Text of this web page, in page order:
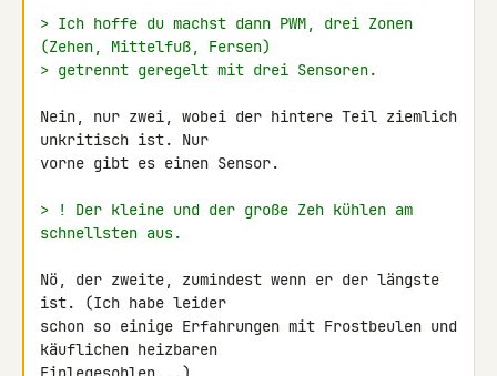
> Ich hoffe du machst dann PWM, drei Zonen
(Zehen, Mittelfuß, Fersen)
> getrennt geregelt mit drei Sensoren.
Nein, nur zwei, wobei der hintere Teil ziemlich
unkritisch ist. Nur
vorne gibt es einen Sensor.
> ! Der kleine und der große Zeh kühlen am
schnellsten aus.
Nö, der zweite, zumindest wenn er der längste
ist. (Ich habe leider
schon so einige Erfahrungen mit Frostbeulen und
käuflichen heizbaren